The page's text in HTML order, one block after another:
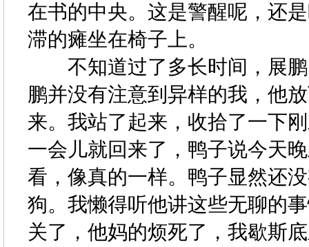
在书的中央。这是警醒呢，还
滞的瘫坐在椅子上。
不知道过了多长时间，展鹏
鹏并没有注意到异样的我，他
来。我站了起来，收拾了一下
一会儿就回来了，鸭子说今天
看，像真的一样。鸭子显然还
狗。我懒得听他讲这些无聊的
关了，他妈的烦死了，我歇斯